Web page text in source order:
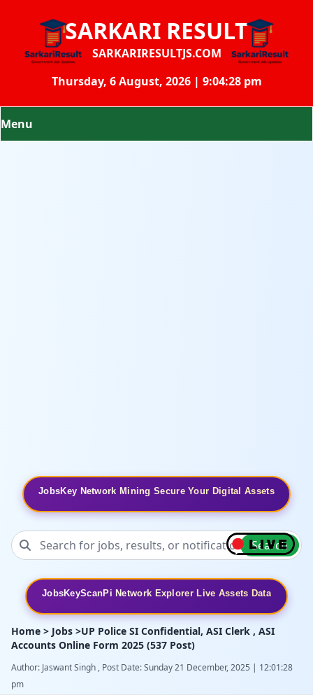
SARKARI RESULT
SARKARIRESULTJS.COM
Thursday, 6 August, 2026 | 9:04:29 pm
Menu
JobsKey Network Mining Secure Your Digital Assets
Search
JobsKeyScanPi Network Explorer Live Assets Data
Home > Jobs >UP Police SI Confidential, ASI Clerk , ASI
Accounts Online Form 2025 (537 Post)
Author: Jaswant Singh , Post Date: Sunday 21 December, 2025 | 12:01:28
pm